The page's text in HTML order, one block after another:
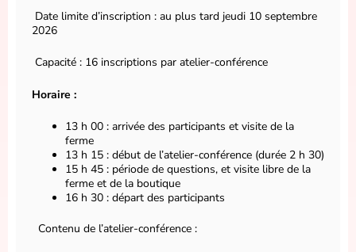
Date limite d’inscription : au plus tard jeudi 10 septembre
2026
Capacité : 16 inscriptions par atelier-conférence
Horaire :
13 h 00 : arrivée des participants et visite de la
ferme
13 h 15 : début de l’atelier-conférence (durée 2 h 30)
15 h 45 : période de questions, et visite libre de la
ferme et de la boutique
16 h 30 : départ des participants
Contenu de l’atelier-conférence :